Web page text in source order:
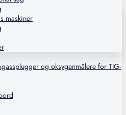
maskiner
og oksygenmålere for TIG-